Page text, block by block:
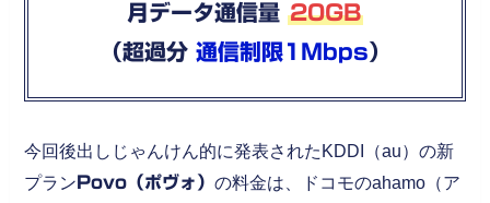
月データ通信量 20GB
（超過分 通信制限1Mbps）
今回後出しじゃんけん的に発表されたKDDI（au）の新
プラン Povo（ポヴォ）の料金は、ドコモのahamo（ア